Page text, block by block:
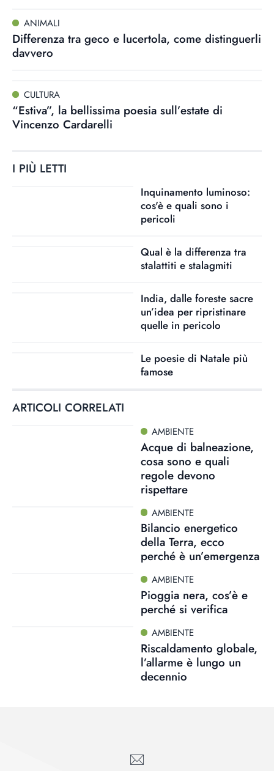
ANIMALI
Differenza tra geco e lucertola, come distinguerli
davvero
CULTURA
“Estiva”, la bellissima poesia sull’estate di
Vincenzo Cardarelli
I PIÙ LETTI
Inquinamento luminoso:
cos'è e quali sono i
pericoli
Qual è la differenza tra
stalattiti e stalagmiti
India, dalle foreste sacre
un’idea per ripristinare
quelle in pericolo
Le poesie di Natale più
famose
ARTICOLI CORRELATI
AMBIENTE
Acque di balneazione,
cosa sono e quali
regole devono
rispettare
AMBIENTE
Bilancio energetico
della Terra, ecco
perché è un’emergenza
AMBIENTE
Pioggia nera, cos’è e
perché si verifica
AMBIENTE
Riscaldamento globale,
l’allarme è lungo un
decennio